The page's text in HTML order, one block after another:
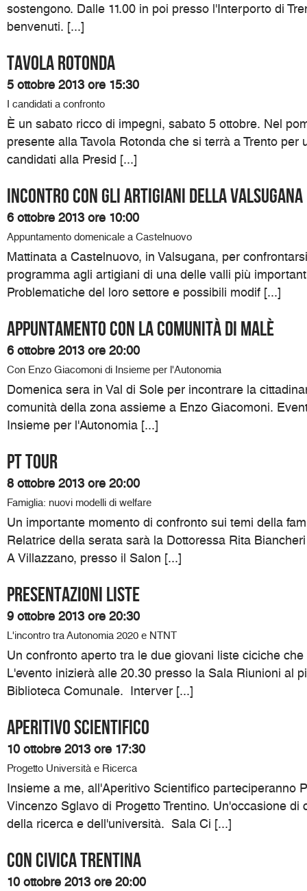
sostengono. Dalle 11.00 in poi presso l'Interporto di
benvenuti. [...]
Tavola rotonda
5 ottobre 2013 ore 15:30
I candidati a confronto
È un sabato ricco di impegni, sabato 5 ottobre. Nel
presente alla Tavola Rotonda che si terrà a Trento per
candidati alla Presid [...]
Incontro con gli artigiani della Valsugana
6 ottobre 2013 ore 10:00
Appuntamento domenicale a Castelnuovo
Mattinata a Castelnuovo, in Valsugana, per
programma agli artigiani di una delle valli più
Problematiche del loro settore e possibili modif [...]
Appuntamento con la comunità di Malè
6 ottobre 2013 ore 20:00
Con Enzo Giacomoni di Insieme per l'Autonomia
Domenica sera in Val di Sole per incontrare la
comunità della zona assieme a Enzo Giacomoni.
Insieme per l'Autonomia [...]
PT TOUR
8 ottobre 2013 ore 20:00
Famiglia: nuovi modelli di welfare
Un importante momento di confronto sui temi della
Relatrice della serata sarà la Dottoressa Rita
A Villazzano, presso il Salon [...]
PRESENTAZIONI LISTE
9 ottobre 2013 ore 20:30
L'incontro tra Autonomia 2020 e NTNT
Un confronto aperto tra le due giovani liste ciciche
L'evento inizierà alle 20.30 presso la Sala Riunioni al
Biblioteca Comunale. Interver [...]
Aperitivo Scientifico
10 ottobre 2013 ore 17:30
Progetto Università e Ricerca
Insieme a me, all'Aperitivo Scientifico parteciperanno
Vincenzo Sglavo di Progetto Trentino. Un'occasione di
della ricerca e dell'università. Sala Ci [...]
Con Civica Trentina
10 ottobre 2013 ore 20:00